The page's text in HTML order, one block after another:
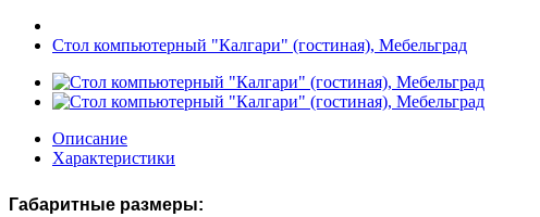
Стол компьютерный "Калгари" (гостиная), Мебельград
Описание
Характеристики
Габаритные размеры: